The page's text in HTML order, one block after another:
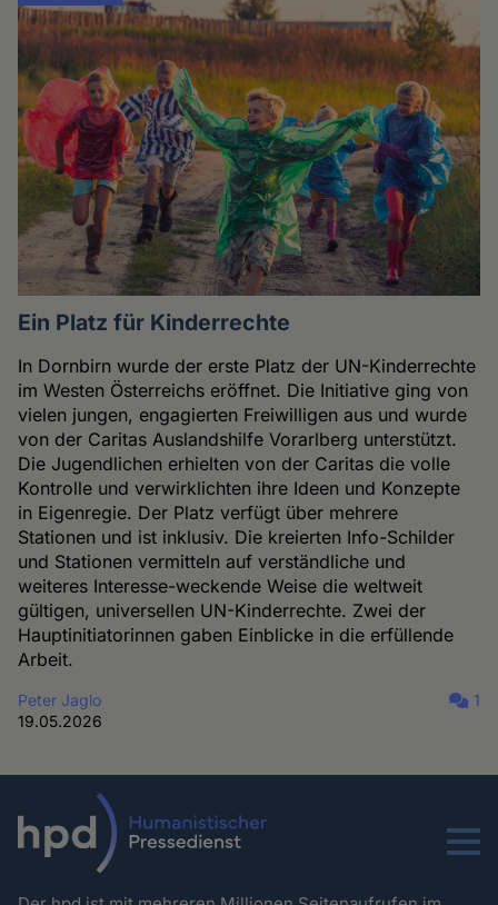
Ein Platz für Kinderrechte
In Dornbirn wurde der erste Platz der UN-Kinderrechte
im Westen Österreichs eröffnet. Die Initiative ging von
vielen jungen, engagierten Freiwilligen aus und wurde
von der Caritas Auslandshilfe Vorarlberg unterstützt.
Die Jugendlichen erhielten von der Caritas die volle
Kontrolle und verwirklichten ihre Ideen und Konzepte
in Eigenregie. Der Platz verfügt über mehrere
Stationen und ist inklusiv. Die kreierten Info-Schilder
und Stationen vermitteln auf verständliche und
weiteres Interesse-weckende Weise die weltweit
gültigen, universellen UN-Kinderrechte. Zwei der
Hauptinitiatorinnen gaben Einblicke in die erfüllende
Arbeit.
Peter Jaglo
19.05.2026
1
Menu